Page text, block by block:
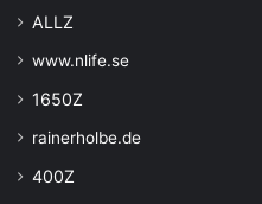
ALLZ
www.nlife.se
1650Z
rainerholbe.de
400Z